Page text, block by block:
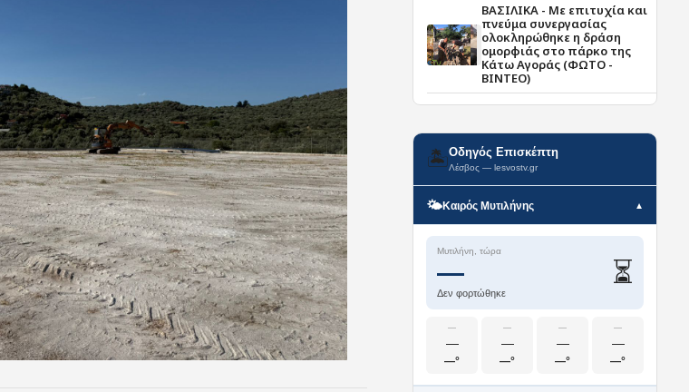
ΒΑΣΙΛΙΚΑ - Με επιτυχία και
πνεύμα συνεργασίας
ολοκληρώθηκε η δράση
ομορφιάς στο πάρκο της
Κάτω Αγοράς (ΦΩΤΟ -
ΒΙΝΤΕΟ)
🏝️Οδηγός Επισκέπτη
Λέσβος — lesvostv.gr
🌤️Καιρός Μυτιλήνης ▼
Μυτιλήνη, τώρα
—
Δεν φορτώθηκε
⏳
—
—
—°
—
—
—°
—
—
—°
—
—
—°